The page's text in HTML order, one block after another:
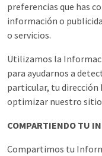
preferencias que has
información o
o servicios.
Utilizamos la
para ayudarnos a
particular, tu dirección
optimizar nuestro
COMPARTIENDO TU
Compartimos tu